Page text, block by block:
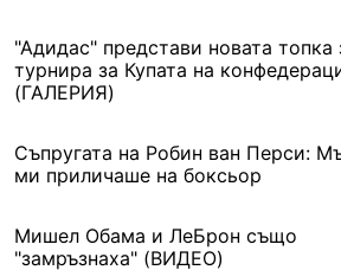
"Адидас" представи новата топка
турнира за Купата на
(ГАЛЕРИЯ)
Съпругата на Робин ван Перси:
ми приличаше на боксьор
Мишел Обама и ЛеБрон също
"замръзнаха" (ВИДЕО)